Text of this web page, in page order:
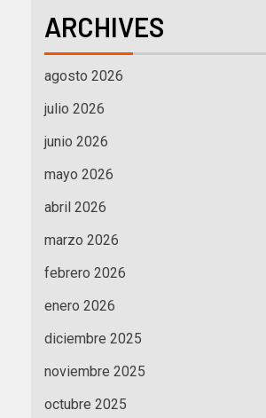
ARCHIVES
agosto 2026
julio 2026
junio 2026
mayo 2026
abril 2026
marzo 2026
febrero 2026
enero 2026
diciembre 2025
noviembre 2025
octubre 2025